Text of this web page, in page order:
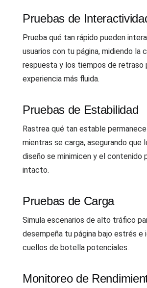
Pruebas de
Prueba qué tan rápido pueden
usuarios con tu página, midiendo la
respuesta y los tiempos de retraso
experiencia más fluida.
Pruebas de Estabilidad
Rastrea qué tan estable
mientras se carga, asegurando que
diseño se minimicen y el contenido
intacto.
Pruebas de Carga
Simula escenarios de alto tráfico
desempeña tu página bajo estrés e
cuellos de botella potenciales.
Monitoreo de